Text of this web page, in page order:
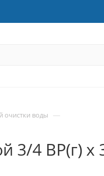
очистки воды —
3/4 ВР(г) х